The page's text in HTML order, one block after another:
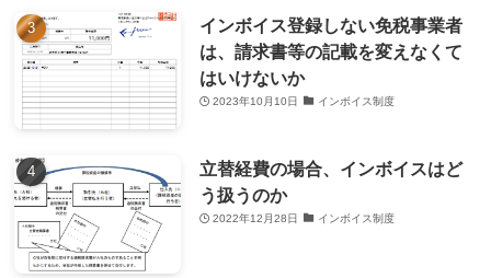
インボイス登録しない免税事業者
は、請求書等の記載を変えなくて
はいけないか
2023年10月10日 インボイス制度
立替経費の場合、インボイスはど
う扱うのか
2022年12月28日 インボイス制度